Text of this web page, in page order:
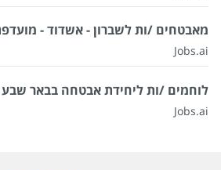
מאבטחים /ות לשברון - אשדוד -
Jobs.ai
לוחמים /ות ליחידת אבטחה בבאר
Jobs.ai